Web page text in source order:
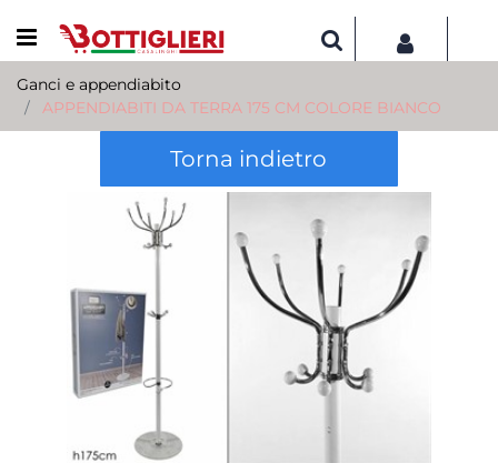
Open menu
Ganci e appendiabito
APPENDIABITI DA TERRA 175 CM COLORE BIANCO
Torna indietro